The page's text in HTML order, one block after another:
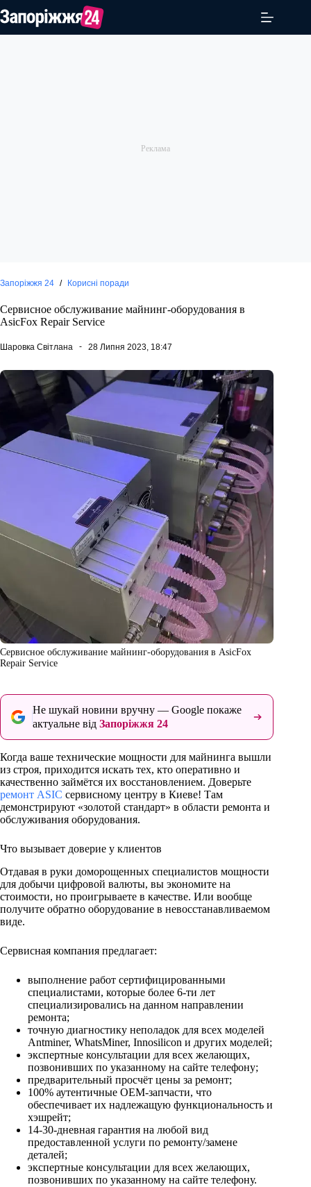
до
Запоріжжя 24 / Корисні поради
Сервисное обслуживание майнинг-оборудования в
AsicFox Repair Service
Шаровка Світлана 28 Липня 2023, 18:47
Сервисное обслуживание майнинг-оборудования в AsicFox
Repair Service
Не шукай новини вручну — Google покаже
актуальне від Запоріжжя 24
Когда ваше технические мощности для майнинга вышли
из строя, приходится искать тех, кто оперативно и
качественно займётся их восстановлением. Доверьте
ремонт ASIC сервисному центру в Киеве! Там
демонстрируют «золотой стандарт» в области ремонта и
обслуживания оборудования.
Что вызывает доверие у клиентов
Отдавая в руки доморощенных специалистов мощности
для добычи цифровой валюты, вы экономите на
стоимости, но проигрываете в качестве. Или вообще
получите обратно оборудование в невосстанавливаемом
виде.
Сервисная компания предлагает:
выполнение работ сертифицированными
специалистами, которые более 6-ти лет
специализировались на данном направлении
ремонта;
точную диагностику неполадок для всех моделей
Antminer, WhatsMiner, Innosilicon и других моделей;
экспертные консультации для всех желающих,
позвонивших по указанному на сайте телефону;
предварительный просчёт цены за ремонт;
100% аутентичные OEM-запчасти, что
обеспечивает их надлежащую функциональность и
хэшрейт;
14-30-дневная гарантия на любой вид
предоставленной услуги по ремонту/замене
деталей;
экспертные консультации для всех желающих,
позвонивших по указанному на сайте телефону.